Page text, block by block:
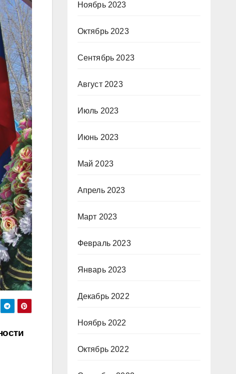
Ноябрь 2023
Октябрь 2023
Сентябрь 2023
Август 2023
Июль 2023
Июнь 2023
Май 2023
Апрель 2023
Март 2023
Февраль 2023
Январь 2023
Декабрь 2022
Ноябрь 2022
Октябрь 2022